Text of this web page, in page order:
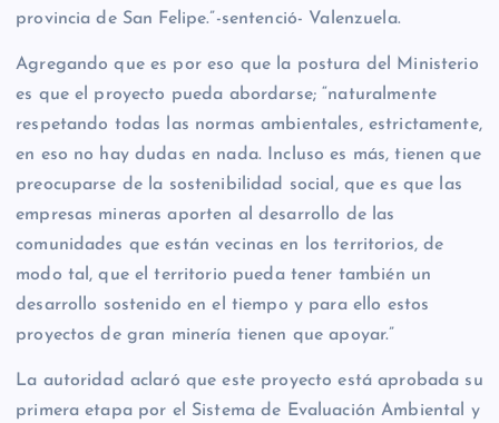
provincia de San Felipe.”-sentenció- Valenzuela.
Agregando que es por eso que la postura del Ministerio
es que el proyecto pueda abordarse; “naturalmente
respetando todas las normas ambientales, estrictamente,
en eso no hay dudas en nada. Incluso es más, tienen que
preocuparse de la sostenibilidad social, que es que las
empresas mineras aporten al desarrollo de las
comunidades que están vecinas en los territorios, de
modo tal, que el territorio pueda tener también un
desarrollo sostenido en el tiempo y para ello estos
proyectos de gran minería tienen que apoyar.”
La autoridad aclaró que este proyecto está aprobada su
primera etapa por el Sistema de Evaluación Ambiental y